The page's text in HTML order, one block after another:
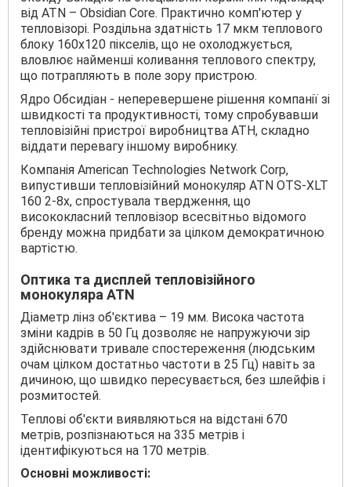
від ATN – Obsidian Core. Практично комп'ютер у
тепловізорі. Роздільна здатність 17 мкм теплового
блоку 160х120 пікселів, що не охолоджується,
вловлює найменші коливання теплового спектру,
що потрапляють в поле зору пристрою.
Ядро Обсидіан - неперевершене рішення компанії зі
швидкості та продуктивності, тому спробувавши
тепловізійні пристрої виробництва АТН, складно
віддати перевагу іншому виробнику.
Компанія American Technologies Network Corp,
випустивши тепловізійний монокуляр ATN OTS-XLT
160 2-8x, спростувала твердження, що
висококласний тепловізор всесвітньо відомого
бренду можна придбати за цілком демократичною
вартістю.
Оптика та дисплей тепловізійного
монокуляра ATN
Діаметр лінз об'єктива – 19 мм. Висока частота
зміни кадрів в 50 Гц дозволяє не напружуючи зір
здійснювати тривале спостереження (людським
очам цілком достатньо частоти в 25 Гц) навіть за
дичиною, що швидко пересувається, без шлейфів і
розмитостей.
Теплові об'єкти виявляються на відстані 670
метрів, розпізнаються на 335 метрів і
ідентифікуються на 170 метрів.
Основні можливості: